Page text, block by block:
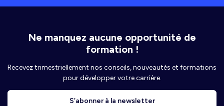
Ne manquez aucune opportunité de
formation !
Recevez trimestriellement nos conseils, nouveautés et formations
pour développer votre carrière.
S’abonner à la newsletter